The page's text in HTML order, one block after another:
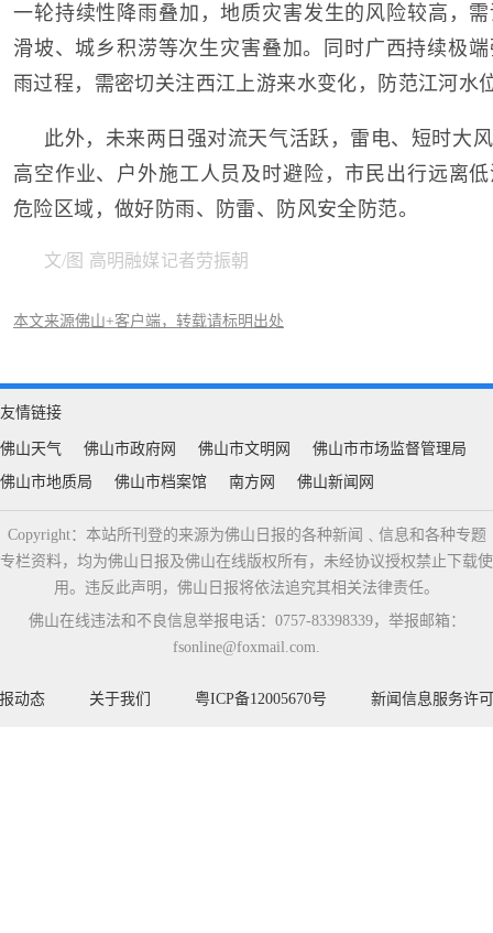
一轮持续性降雨叠加，地质灾害发生的风险较高，
滑坡、城乡积涝等次生灾害叠加。同时广西持续极
雨过程，需密切关注西江上游来水变化，防范江河水
此外，未来两日强对流天气活跃，雷电、短时大
高空作业、户外施工人员及时避险，市民出行远离
危险区域，做好防雨、防雷、防风安全防范。
文/图 高明融媒记者劳振朝
本文来源佛山+客户端，转载请标明出处
友情链接
佛山天气 佛山市政府网 佛山市文明网
佛山市市场监督管理局
佛山市地质局
佛山市档案馆 南方网 佛山新闻网
Copyright：本站所刊登的来源为佛山日报的各种新闻﹑信息和各种专题
专栏资料，均为佛山日报及佛山在线版权所有，未经协议授权禁止下载使
用。违反此声明，佛山日报将依法追究其相关法律责任。
佛山在线违法和不良信息举报电话：0757-83398339，举报邮箱：
fsonline@foxmail.com.
动态 关于我们 粤ICP备12005670号 新闻信息服务许